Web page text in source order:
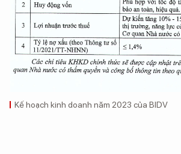
Kế hoạch kinh doanh năm 2023 của BIDV